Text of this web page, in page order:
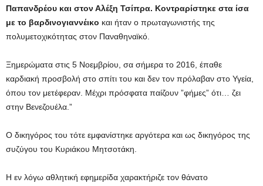
Παπανδρέου και στον Αλέξη Τσίπρα. Κοντραρίστηκε στα ίσα
με το βαρδινογιαννέικο και ήταν ο πρωταγωνιστής της
πολυμετοχικότητας στον Παναθηναϊκό.
Ξημερώματα στις 5 Νοεμβρίου, σα σήμερα το 2016, έπαθε
καρδιακή προσβολή στο σπίτι του και δεν τον πρόλαβαν στο Υγεία,
όπου τον μετέφεραν. Μέχρι πρόσφατα παίζουν ”φήμες” ότι… ζει
στην Βενεζουέλα.”
Ο δικηγόρος του τότε εμφανίστηκε αργότερα και ως δικηγόρος της
συζύγου του Κυριάκου Μητσοτάκη.
Η εν λόγω αθλητική εφημερίδα χαρακτήριζε τον θάνατο